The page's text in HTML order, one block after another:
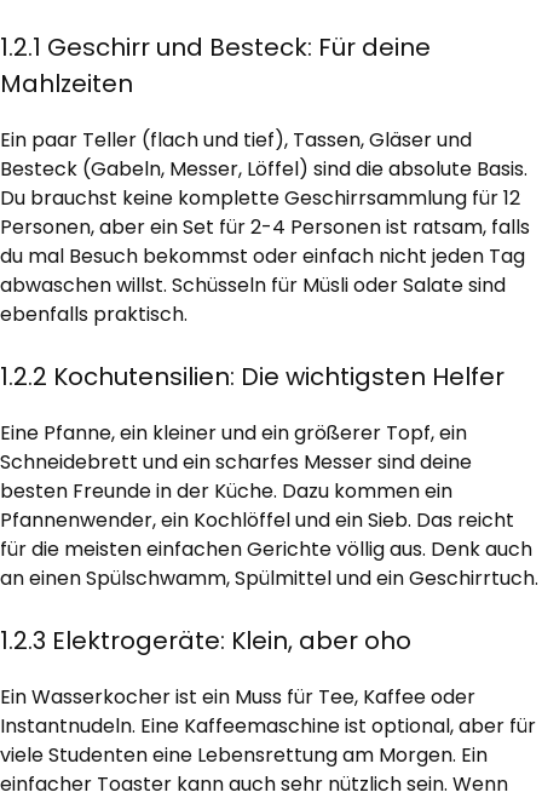
1.2.1 Geschirr und Besteck: Für deine
Mahlzeiten
Ein paar Teller (flach und tief), Tassen, Gläser und
Besteck (Gabeln, Messer, Löffel) sind die absolute Basis.
Du brauchst keine komplette Geschirrsammlung für 12
Personen, aber ein Set für 2-4 Personen ist ratsam, falls
du mal Besuch bekommst oder einfach nicht jeden Tag
abwaschen willst. Schüsseln für Müsli oder Salate sind
ebenfalls praktisch.
1.2.2 Kochutensilien: Die wichtigsten Helfer
Eine Pfanne, ein kleiner und ein größerer Topf, ein
Schneidebrett und ein scharfes Messer sind deine
besten Freunde in der Küche. Dazu kommen ein
Pfannenwender, ein Kochlöffel und ein Sieb. Das reicht
für die meisten einfachen Gerichte völlig aus. Denk auch
an einen Spülschwamm, Spülmittel und ein Geschirrtuch.
1.2.3 Elektrogeräte: Klein, aber oho
Ein Wasserkocher ist ein Muss für Tee, Kaffee oder
Instantnudeln. Eine Kaffeemaschine ist optional, aber für
viele Studenten eine Lebensrettung am Morgen. Ein
einfacher Toaster kann auch sehr nützlich sein. Wenn